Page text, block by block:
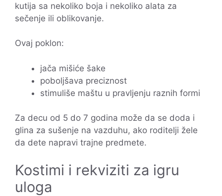
kutija sa nekoliko boja i nekoliko alata za
sečenje ili oblikovanje.
Ovaj poklon:
jača mišiće šake
poboljšava preciznost
stimuliše maštu u pravljenju raznih formi
Za decu od 5 do 7 godina može da se doda i
glina za sušenje na vazduhu, ako roditelji žele
da dete napravi trajne predmete.
Kostimi i rekviziti za igru
uloga